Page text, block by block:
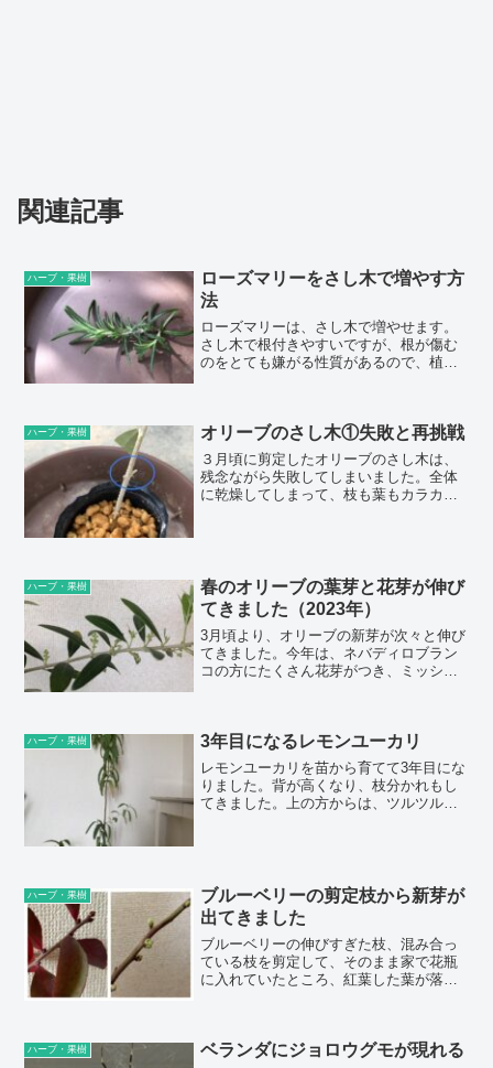
関連記事
ハーブ・果樹
ローズマリーをさし木で増やす方
法
ローズマリーは、さし木で増やせます。
さし木で根付きやすいですが、根が傷む
のをとても嫌がる性質があるので、植え
温が暑すぎず寒すぎない時期です。目安
は、20～25℃くらいの気温だと、さし木
が...
ハーブ・果樹 オリーブのさし木①失敗と再挑戦
３月頃に剪定したオリーブのさし木は、
残念ながら失敗してしまいました。全体
に乾燥してしまって、枝も葉もカラカラ
す。（関連：ベンジャミンの挿し木の1年
後）６月に...
ハーブ・果樹
春のオリーブの葉芽と花芽が伸び
てきました（2023年）
3月頃より、オリーブの新芽が次々と伸び
てきました。今年は、ネバディロブラン
コの方にたくさん花芽がつき、ミッショ
部屋に入れていた期間があるので、冬に
過ごした気温の影響もあるかもしれませ
んし、また...
ハーブ・果樹 3年目になるレモンユーカリ
レモンユーカリを苗から育てて3年目にな
りました。背が高くなり、枝分かれもし
てきました。上の方からは、ツルツルし
いのですが、そろそろ剪定しようかと迷
っています...
ハーブ・果樹
ブルーベリーの剪定枝から新芽が
出てきました
ブルーベリーの伸びすぎた枝、混み合っ
ている枝を剪定して、そのまま家で花瓶
に入れていたところ、紅葉した葉が落
つけるのは難しいですが、花が咲くまで
ハーブ・果樹 ベランダにジョロウグモが現れる